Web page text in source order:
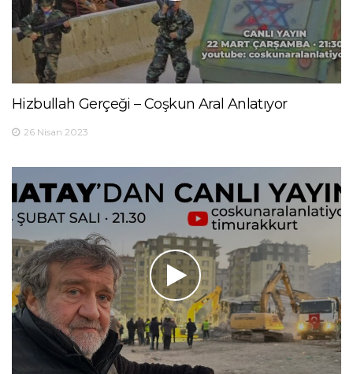
Hizbullah Gerçeği – Coşkun Aral Anlatıyor
26 Nisan 2023